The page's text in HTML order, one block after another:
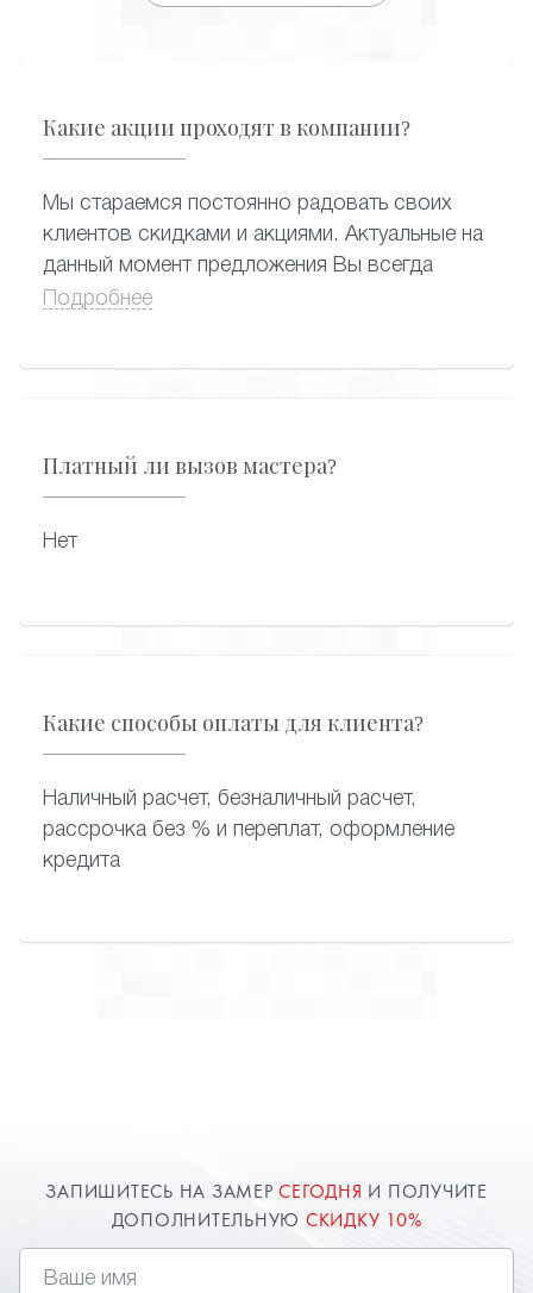
Какие акции проходят в компании?
Мы стараемся постоянно радовать своих
клиентов скидками и акциями. Актуальные на
данный момент предложения Вы всегда
можете найти в разделе «Скидки» на сайте.
Подробнее
Платный ли вызов мастера?
Нет
Какие способы оплаты для клиента?
Наличный расчет, безналичный расчет,
рассрочка без % и переплат, оформление
кредита
ЗАПИШИТЕСЬ НА ЗАМЕРСЕГОДНЯ И ПОЛУЧИТЕ
ДОПОЛНИТЕЛЬНУЮ СКИДКУ 10%